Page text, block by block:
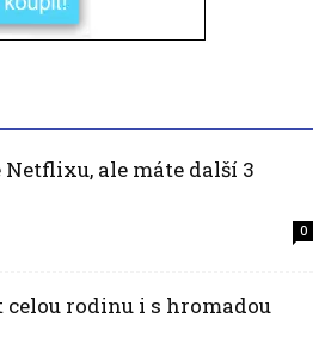
ale máte další 3
0
rodinu i s hromadou